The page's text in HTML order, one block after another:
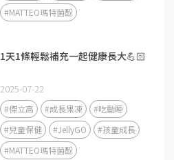
#MATTEO瑪特菌酚
1天1條輕鬆補充一起健康長大💪🏻
2025-07-22
#傑立高 #成長果凍
#吃動睡
#兒童保健
#JellyGO
#孩童成長
#MATTEO瑪特菌酚